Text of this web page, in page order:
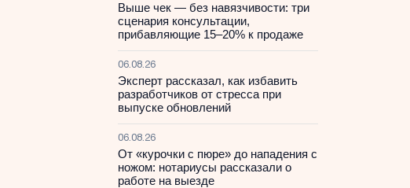
Выше чек — без навязчивости: три
сценария консультации,
прибавляющие 15–20% к продаже
06.08.26
Эксперт рассказал, как избавить
разработчиков от стресса при
выпуске обновлений
06.08.26
От «курочки с пюре» до нападения с
ножом: нотариусы рассказали о
работе на выезде